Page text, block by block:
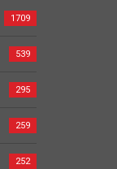
1709
539
295
259
252